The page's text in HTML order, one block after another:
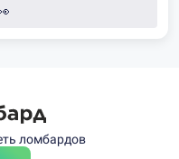
ломбардов